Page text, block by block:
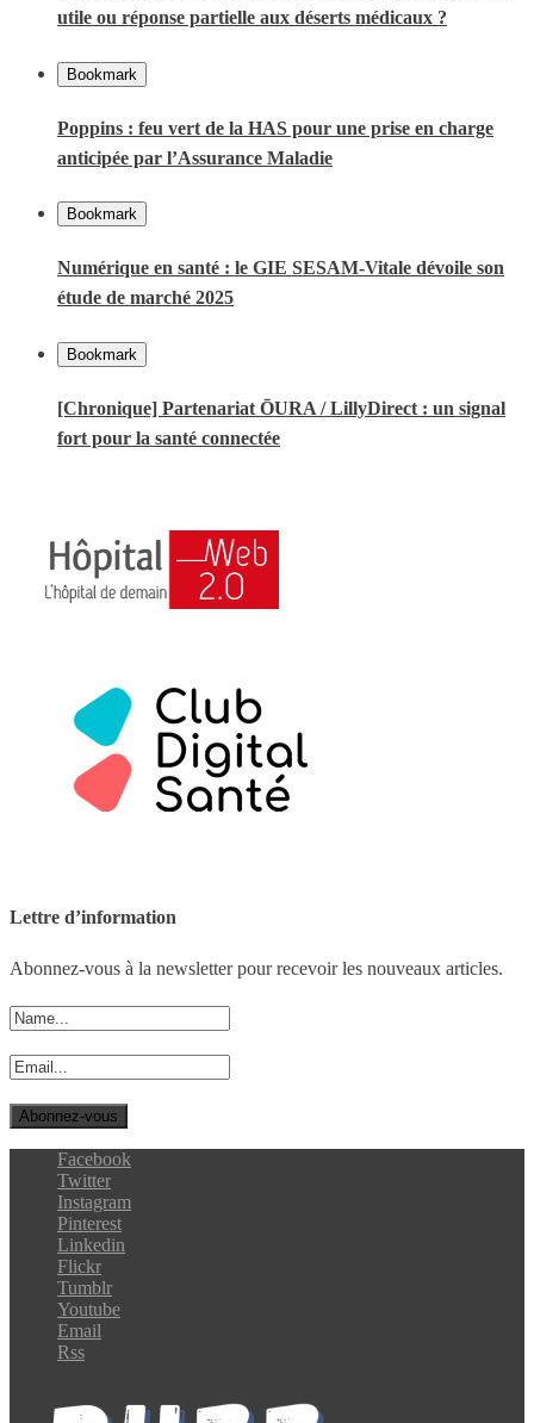
utile ou réponse partielle aux déserts médicaux ?
Bookmark
Poppins : feu vert de la HAS pour une prise en charge
anticipée par l’Assurance Maladie
Bookmark
Numérique en santé : le GIE SESAM-Vitale dévoile son
étude de marché 2025
Bookmark
[Chronique] Partenariat ŌURA / LillyDirect : un signal
fort pour la santé connectée
Lettre d’information
Abonnez-vous à la newsletter pour recevoir les nouveaux articles.
Facebook
Twitter
Instagram
Pinterest
Linkedin
Flickr
Tumblr
Youtube
Email
Rss